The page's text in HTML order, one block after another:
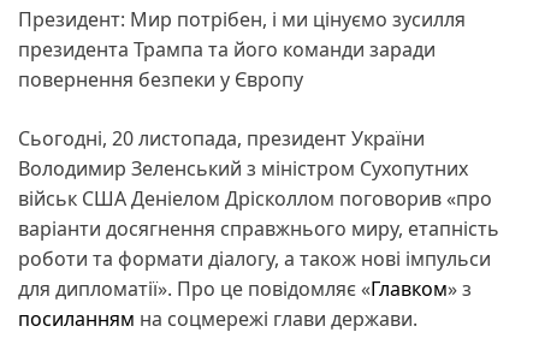
Президент: Мир потрібен, і ми цінуємо зусилля
президента Трампа та його команди заради
повернення безпеки у Європу
Сьогодні, 20 листопада, президент України
Володимир Зеленський з міністром Сухопутних
військ США Деніелом Дрісколлом поговорив «про
варіанти досягнення справжнього миру, етапність
роботи та формати діалогу, а також нові імпульси
для дипломатії». Про це повідомляє «Главком» з
посиланням на соцмережі глави держави.